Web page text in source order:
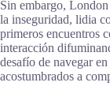
Sin embargo,
la inseguridad, lidia
primeros encuentros
interacción
desafío de navegar
acostumbrados a